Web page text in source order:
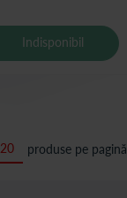
Indisponibil
produse pe pagină